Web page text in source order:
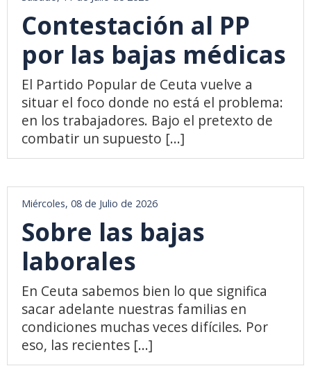
Contestación al PP
por las bajas médicas
El Partido Popular de Ceuta vuelve a
situar el foco donde no está el problema:
en los trabajadores. Bajo el pretexto de
combatir un supuesto [...]
Miércoles, 08 de Julio de 2026
Sobre las bajas
laborales
En Ceuta sabemos bien lo que significa
sacar adelante nuestras familias en
condiciones muchas veces difíciles. Por
eso, las recientes [...]